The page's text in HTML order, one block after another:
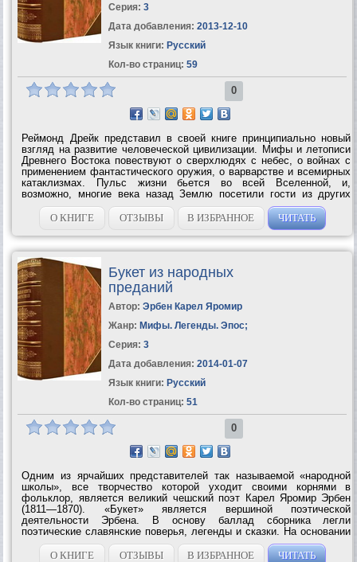
Серия: 3
Дата добавления: 2013-12-10
Язык книги: Русский
Кол-во страниц: 59
0
Реймонд Дрейк представил в своей книге принципиально новый
взгляд на развитие человеческой цивилизации. Мифы и летописи
Древнего Востока повествуют о сверхлюдях с небес, о войнах с
применением фантастического оружия, о варварстве и всемирных
катаклизмах. Пульс жизни бьется во всей Вселенной, и,
возможно, многие века назад Землю посетили гости из других
галактик. Инопланетяне руководили людьми, вступали в брак с
земными женщинами и...
О КНИГЕ ОТЗЫВЫ В ИЗБРАННОЕ ЧИТАТЬ
Букет из народных
преданий
Автор: Эрбен Карел Яромир
Жанр: Мифы. Легенды. Эпос;
Серия: 3
Дата добавления: 2014-01-07
Язык книги: Русский
Кол-во страниц: 51
0
Одним из ярчайших представителей так называемой «народной
школы», все творчество которой уходит своими корнями в
фольклор, является великий чешский поэт Карел Яромир Эрбен
(1811—1870). «Букет» является вершиной поэтической
деятельности Эрбена. В основу баллад сборника легли
поэтические славянские поверья, легенды и сказки. На основании
глубокого изучения самых разнообразных жанров не только
чешского, но и вообще славянского...
О КНИГЕ ОТЗЫВЫ В ИЗБРАННОЕ ЧИТАТЬ